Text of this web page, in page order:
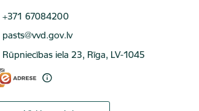
+371 67084200
E-pasts:
pasts@vvd.gov.lv
Rūpniecības iela 23, Rīga, LV-1045